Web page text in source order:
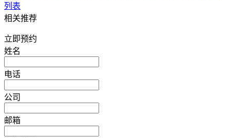
列表
相关推荐
立即预约
姓名
电话
公司
邮箱